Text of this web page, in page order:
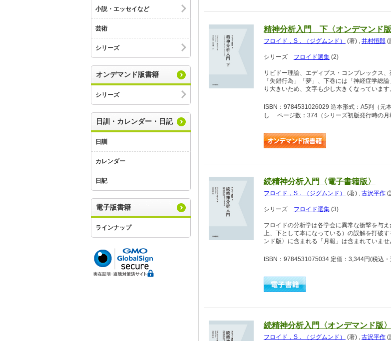
小説・エッセイなど
芸術
シリーズ
オンデマンド版書籍
シリーズ
日訓・カレンダー・日記
日訓
カレンダー
日記
電子版書籍
ラインナップ
精神分析入門 下〈オンデマンド版
フロイド，S．（ジグムンド） (著) , 井村恒郎 (
シリーズ フロイド選集 (2)
リビドー理論、エディプス・コンプレックス
「失錯行為」「夢」、下巻には「神経症学総
り大きいため、文字も少し大きくなっています
ISBN：9784531026029 造本形式：A5判（元
し ページ数：374（シリーズ初版発行時の
続精神分析入門〈電子書籍版〉
フロイド，S．（ジグムンド） (著) , 古沢平作 (
シリーズ フロイド選集 (3)
フロイドの分析学は各学会に異常な衝撃を与
上、下として本になっている）の誤解を打破
ンド版〉に含まれる「月報」は含まれていませ
ISBN：9784531075034 定価：3,344円(税込
続精神分析入門〈オンデマンド版〉
フロイド，S．（ジグムンド） (著) , 古沢平作 (